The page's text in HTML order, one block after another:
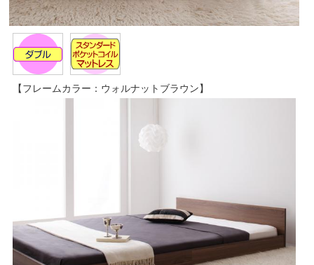
【フレームカラー：ウォルナットブラウン】